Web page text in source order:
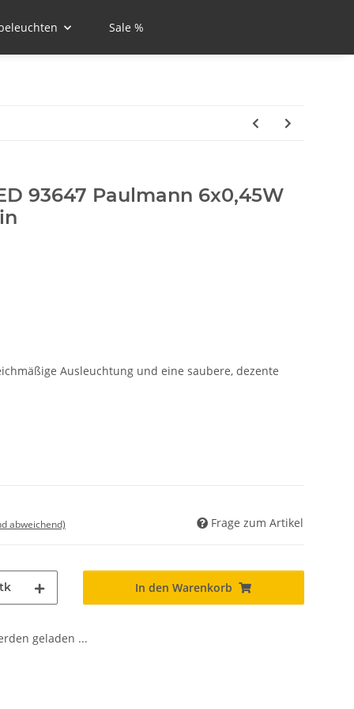
Sale %
93647 Paulmann 6x0,45W
Ausleuchtung und eine saubere, dezente
abweichend) Frage zum Artikel
In den Warenkorb
geladen ...